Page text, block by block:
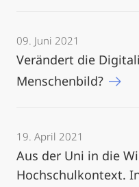
09. Juni 2021
Verändert die
Menschenbild?
19. April 2021
Aus der Uni in die
Hochschulkontext.